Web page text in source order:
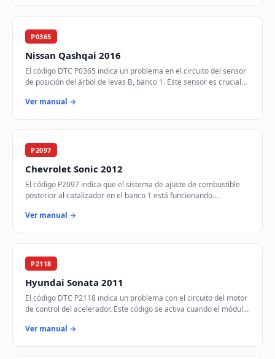
P0365
Nissan Qashqai 2016
El código DTC P0365 indica un problema en el circuito del sensor
de posición del árbol de levas B, banco 1. Este sensor es crucial
Ver manual →
P2097
Chevrolet Sonic 2012
El código P2097 indica que el sistema de ajuste de combustible
posterior al catalizador en el banco 1 está funcionando
Ver manual →
P2118
Hyundai Sonata 2011
El código DTC P2118 indica un problema con el circuito del motor
de control del acelerador. Este código se activa cuando el módulo
Ver manual →